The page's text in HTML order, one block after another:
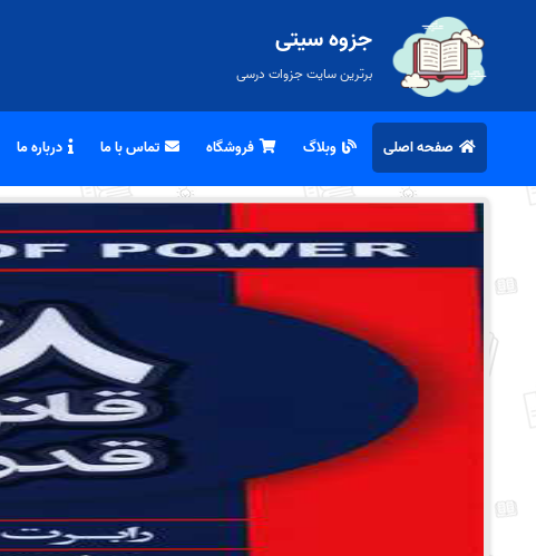
جزوه سیتی
برترین سایت جزوات درسی
صفحه اصلی وبلاگ فروشگاه تماس با ما درباره ما